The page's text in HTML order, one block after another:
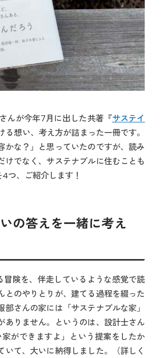
んが今年7月に出した共著『サステイ
想い、考え方が詰まった一冊です。
な？」と思っていたのですが、読み
でなく、サステナブルに住むことも
つ、ご紹介します！
の答えを一緒に考え
険を、伴走しているような感覚で読
のやりとりが、建てる過程を綴った
さんの家には「サステナブルな家」
ありません。というのは、設計士さん
ができますよ」という提案をしたか
て、大いに納得しました。（詳しく